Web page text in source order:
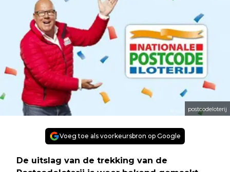
postcodeloterij
Voeg toe als voorkeursbron op Google
De uitslag van de trekking van de